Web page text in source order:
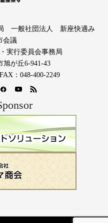
一般社団法人 新座快適み
会議
実行委員会事務局
が丘6-941-43
：048-400-2249